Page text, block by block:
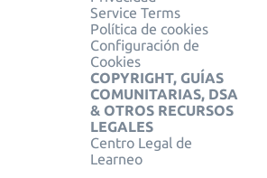
Service Terms
Política de cookies
Configuración de
Cookies
COPYRIGHT, GUÍAS
COMUNITARIAS, DSA
& OTROS RECURSOS
LEGALES
Centro Legal de
Learneo